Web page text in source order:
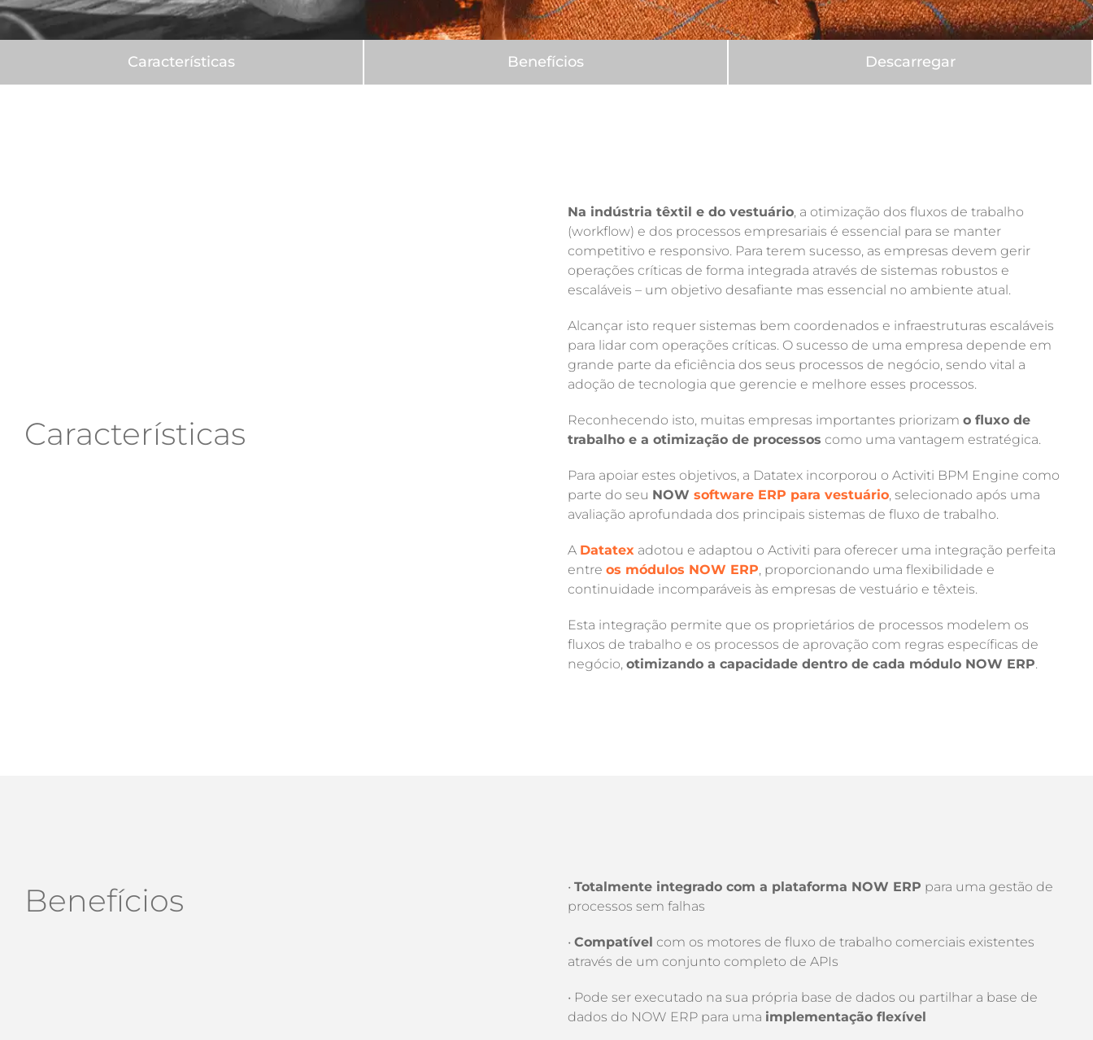
Características Benefícios Descarregar
Características
Na indústria têxtil e do vestuário, a otimização dos fluxos de trabalho
(workflow) e dos processos empresariais é essencial para se manter
competitivo e responsivo. Para terem sucesso, as empresas devem gerir
operações críticas de forma integrada através de sistemas robustos e
escaláveis ​​– um objetivo desafiante mas essencial no ambiente atual.
Alcançar isto requer sistemas bem coordenados e infraestruturas escaláveis ​​
para lidar com operações críticas. O sucesso de uma empresa depende em
grande parte da eficiência dos seus processos de negócio, sendo vital a
adoção de tecnologia que gerencie e melhore esses processos.
Reconhecendo isto, muitas empresas importantes priorizam o fluxo de
trabalho e a otimização de processos como uma vantagem estratégica.
Para apoiar estes objetivos, a Datatex incorporou o Activiti BPM Engine como
parte do seu NOW software ERP para vestuário, selecionado após uma
avaliação aprofundada dos principais sistemas de fluxo de trabalho.
A Datatex adotou e adaptou o Activiti para oferecer uma integração perfeita
entre os módulos NOW ERP, proporcionando uma flexibilidade e
continuidade incomparáveis ​​às empresas de vestuário e têxteis.
Esta integração permite que os proprietários de processos modelem os
fluxos de trabalho e os processos de aprovação com regras específicas de
negócio, otimizando a capacidade dentro de cada módulo NOW ERP.
Benefícios • Totalmente integrado com a plataforma NOW ERP para uma gestão de
processos sem falhas
• Compatível com os motores de fluxo de trabalho comerciais existentes
através de um conjunto completo de APIs
• Pode ser executado na sua própria base de dados ou partilhar a base de
dados do NOW ERP para uma implementação flexível